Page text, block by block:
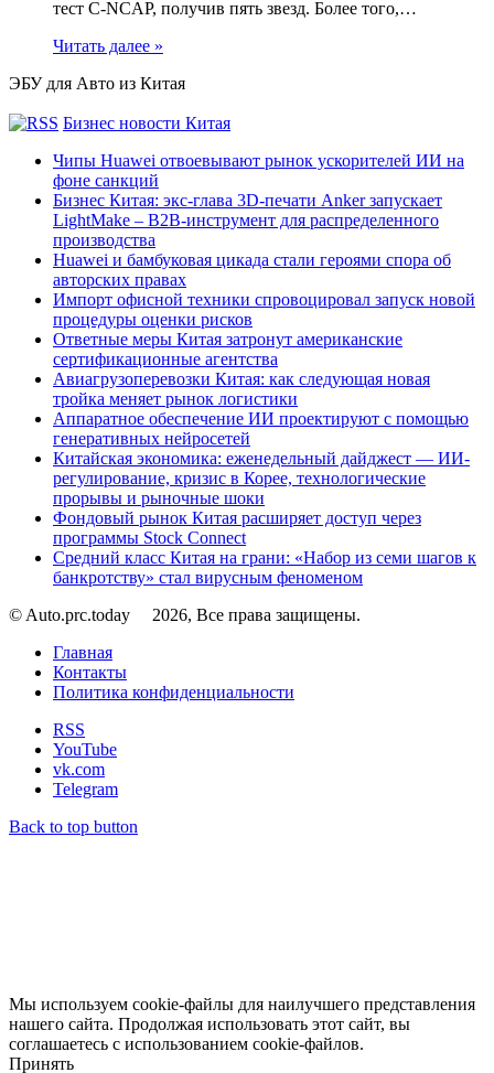
тест C-NCAP, получив пять звезд. Более того,…
Читать далее »
ЭБУ для Авто из Китая
Бизнес новости Китая
Чипы Huawei отвоевывают рынок ускорителей ИИ на
фоне санкций
Бизнес Китая: экс-глава 3D-печати Anker запускает
LightMake – B2B-инструмент для распределенного
производства
Huawei и бамбуковая цикада стали героями спора об
авторских правах
Импорт офисной техники спровоцировал запуск новой
процедуры оценки рисков
Ответные меры Китая затронут американские
сертификационные агентства
Авиагрузоперевозки Китая: как следующая новая
тройка меняет рынок логистики
Аппаратное обеспечение ИИ проектируют с помощью
генеративных нейросетей
Китайская экономика: еженедельный дайджест — ИИ-
регулирование, кризис в Корее, технологические
прорывы и рыночные шоки
Фондовый рынок Китая расширяет доступ через
программы Stock Connect
Средний класс Китая на грани: «Набор из семи шагов к
банкротству» стал вирусным феноменом
© Auto.prc.today
2026, Все права защищены.
Главная
Контакты
Политика конфиденциальности
RSS
YouTube
vk.com
Telegram
Back to top button
Мы используем cookie-файлы для наилучшего представления
нашего сайта. Продолжая использовать этот сайт, вы
соглашаетесь с использованием cookie-файлов.
Принять